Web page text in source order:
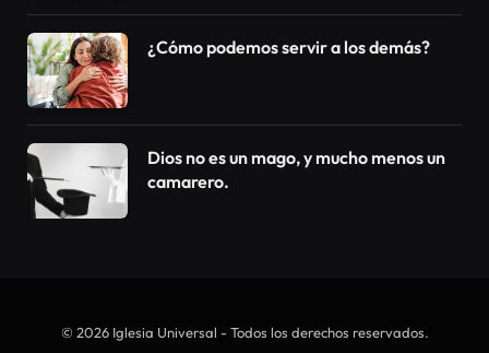
Descripción general:
Lo hacen con la esperanza de que rituales como
estos garanticen la paz, la prosperidad, la salud y la
felicidad en el amor que tanto anhelan.
Pero, ¿realmente funciona? ¿Será, que el color de la
seguido estos rituales al pie de la letra.